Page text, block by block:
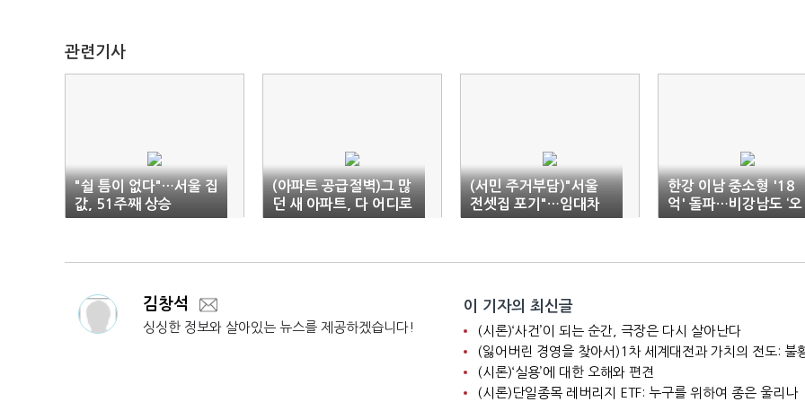
관련기사
"쉴 틈이 없다"…서울 집
값, 51주째 상승
(아파트 공급절벽)그 많
던 새 아파트, 다 어디로
갔을까?
(서민 주거부담)"서울
전셋집 포기"…임대차
시장 절반 '준월세'
한강 이남 중소형 '18
억' 돌파…비강남도 ‘오
름세’
김창석
싱싱한 정보와 살아있는 뉴스를 제공하겠습니다!
이 기자의 최신글
(시론)‘사건’이 되는 순간, 극장은 다시 살아난다
(시론)‘실용’에 대한 오해와 편견
(시론)단일종목 레버리지 ETF: 누구를 위하여 종은 울리나